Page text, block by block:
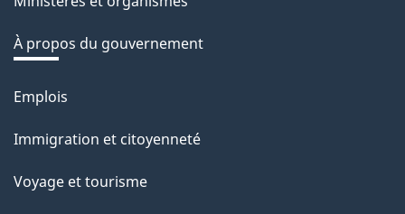
r
é
t
r
a
c
À propos du gouvernement
Thèmes
sujets
Emplois
Immigration et citoyenneté
Voyage et tourisme